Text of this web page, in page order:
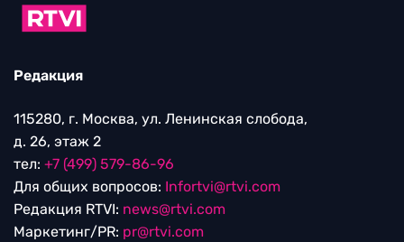
Редакция
115280, г. Москва, ул. Ленинская слобода,
д. 26, этаж 2
тел: +7 (499) 579-86-96
Для общих вопросов: Infortvi@rtvi.com
Редакция RTVI: news@rtvi.com
Маркетинг/PR: pr@rtvi.com